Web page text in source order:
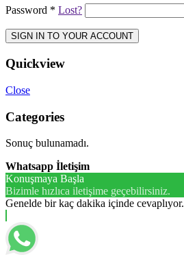
Password * Lost?
SIGN IN TO YOUR ACCOUNT
Quickview
Close
Categories
Sonuç bulunamadı.
Whatsapp İletişim
Konuşmaya Başla
Bizimle hızlıca iletişime geçebilirsiniz.
Genelde bir kaç dakika içinde cevaplıyor.